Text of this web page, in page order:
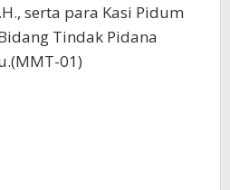
serta para Kasi Pidum
Tindak Pidana
01)